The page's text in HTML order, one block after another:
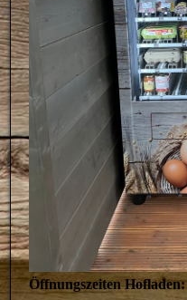
Öffnungszeiten Hofladen: